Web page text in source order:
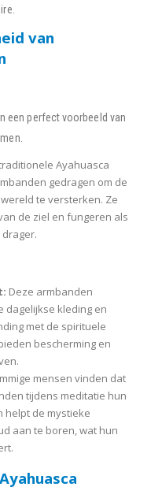
van
een perfect voorbeeld van
Ayahuasca
gedragen om de
te versterken. Ze
de ziel en fungeren als
Deze armbanden
dagelijkse kleding en
met de spirituele
bescherming en
mensen vinden dat
tijdens meditatie hun
helpt de mystieke
aan te boren, wat hun